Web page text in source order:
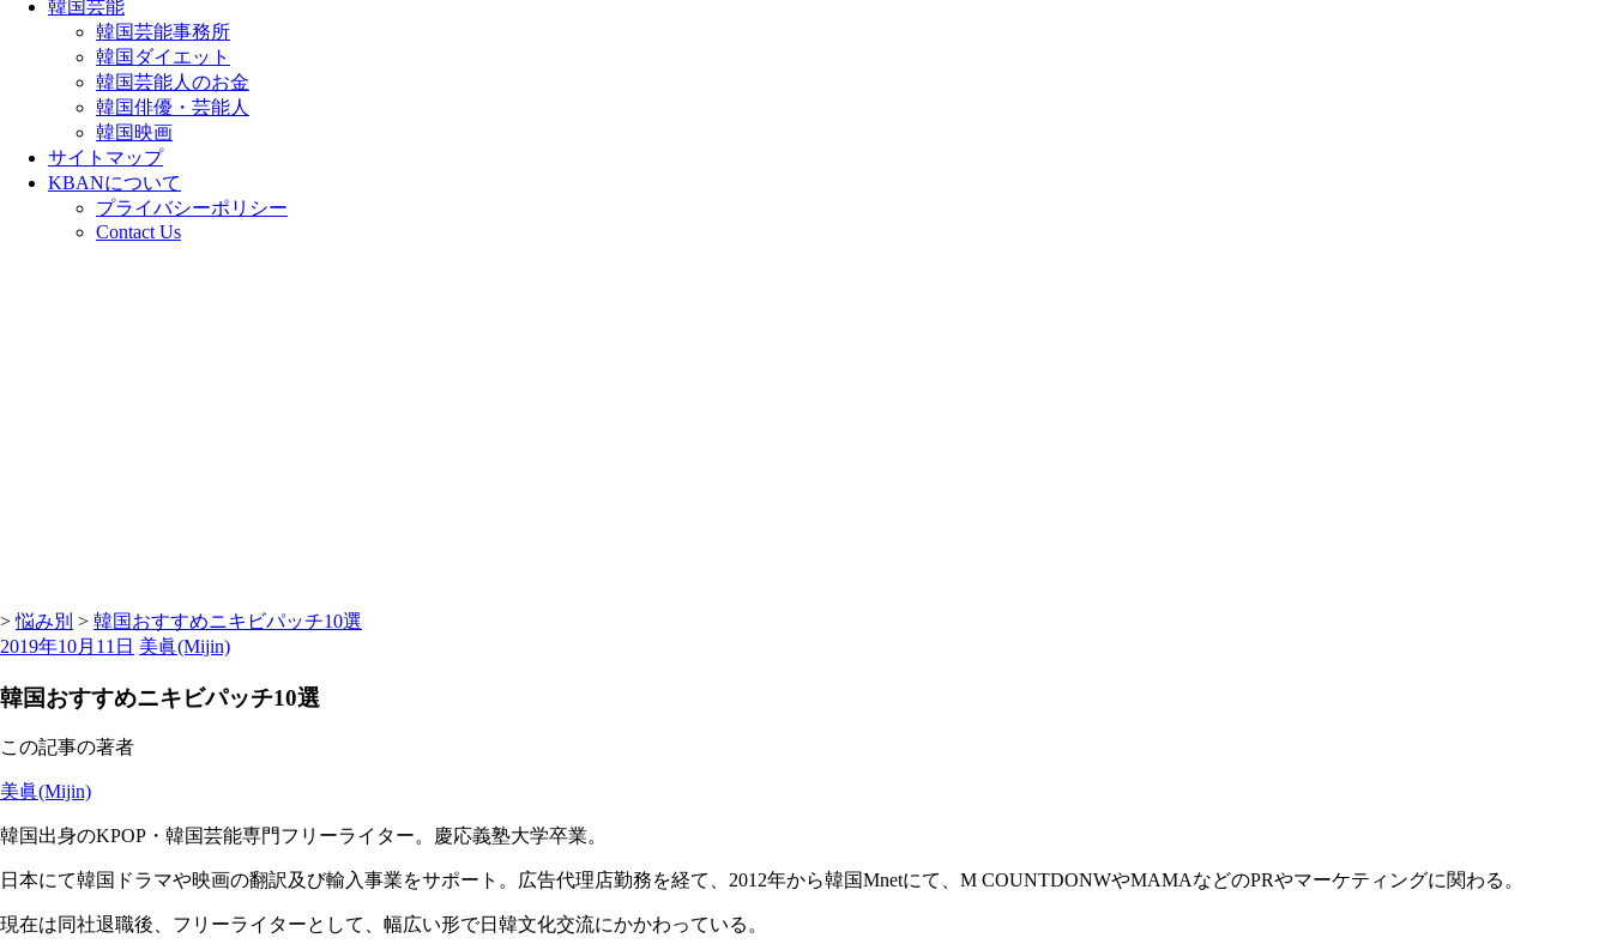
韓国芸能
韓国芸能事務所
韓国ダイエット
韓国芸能人のお金
韓国俳優・芸能人
韓国映画
サイトマップ
KBANについて
プライバシーポリシー
Contact Us
>悩み別 > 韓国おすすめニキビパッチ10選
2019年10月11日 美眞(Mijin)
韓国おすすめニキビパッチ10選
この記事の著者
美眞(Mijin)
韓国出身のKPOP・韓国芸能専門フリーライター。慶応義塾大学卒業。
日本にて韓国ドラマや映画の翻訳及び輸入事業をサポート。広告代理店勤務を経て、2012年から韓国Mnetにて、M COUNTDONWやMAMAなどのPRやマーケティングに関わる。
現在は同社退職後、フリーライターとして、幅広い形で日韓文化交流にかかわっている。